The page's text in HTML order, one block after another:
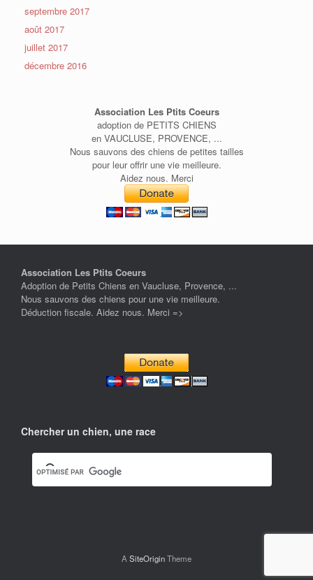
septembre 2017
août 2017
juillet 2017
décembre 2016
Association Les Ptits Coeurs
adoption de PETITS CHIENS
en VAUCLUSE, PROVENCE, ...
Nous sauvons des chiens de petites tailles
pour leur offrir une vie meilleure.
Aidez nous. Merci
Association Les Ptits Coeurs
Adoption de Petits Chiens en Vaucluse, Provence, ...
Nous sauvons des chiens pour une vie meilleure.
Déduction fiscale. Aidez nous. Merci =>
Chercher un chien, une race
A SiteOriginTheme